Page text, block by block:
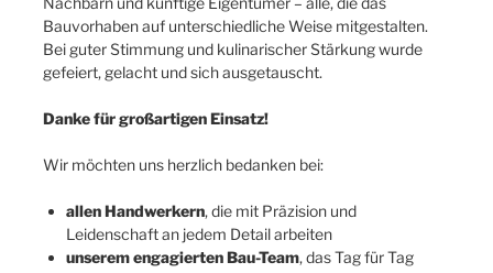
Bauvorhaben auf unterschiedliche Weise mitgestalten.
Bei guter Stimmung und kulinarischer Stärkung wurde
gefeiert, gelacht und sich ausgetauscht.
Danke für großartigen Einsatz!
Wir möchten uns herzlich bedanken bei:
allen Handwerkern, die mit Präzision und
Leidenschaft an jedem Detail arbeiten
unserem engagierten Bau-Team, das Tag für Tag